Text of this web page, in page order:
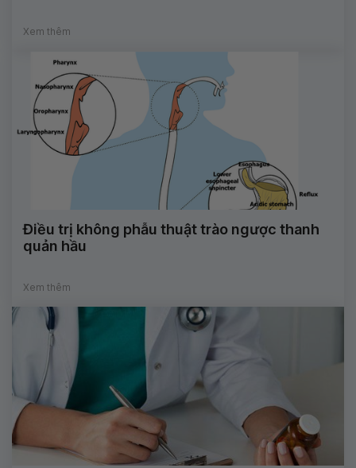
Xem thêm
Điều trị không phẫu thuật trào ngược thanh
quản hầu
Xem thêm